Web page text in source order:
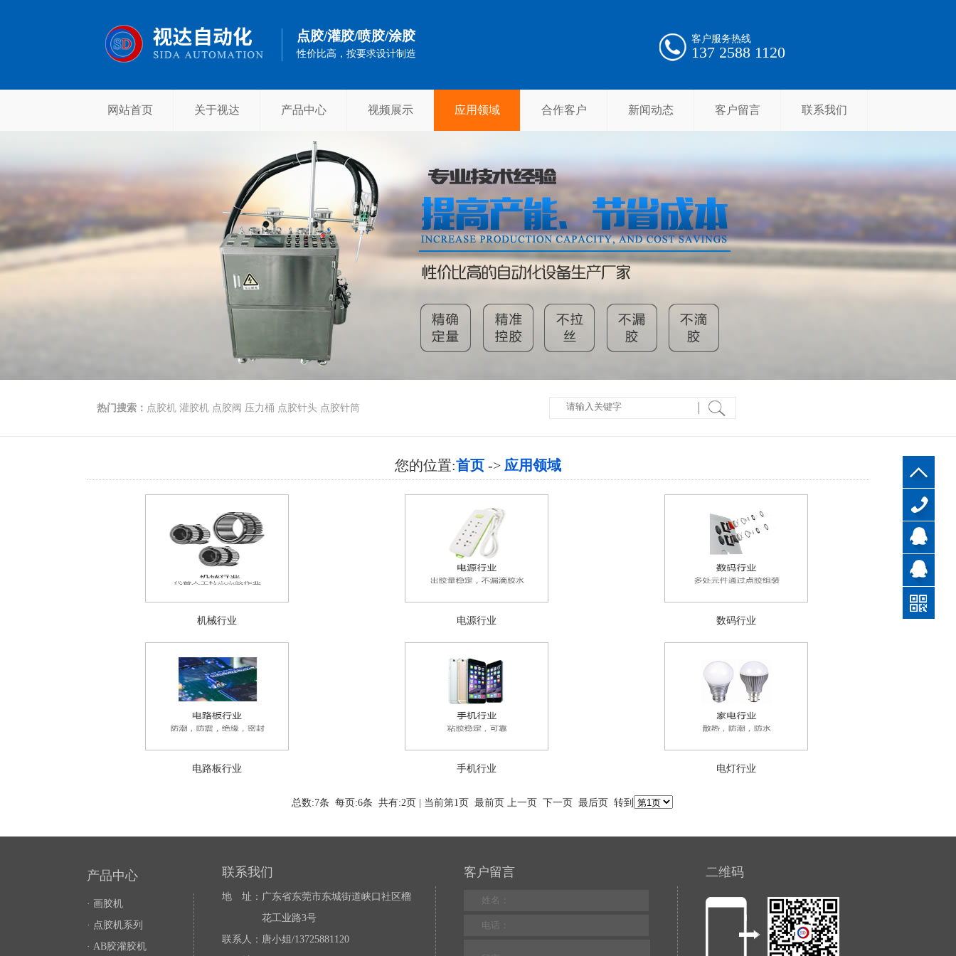
点胶/灌胶/喷胶/涂胶
性价比高，按要求设计制造
客户服务热线
137 2588 1120
网站首页 关于视达 产品中心 视频展示 应用领域 合作客户 新闻动态 客户留言 联系我们
热门搜索： 点胶机 灌胶机 点胶阀 压力桶 点胶针头 点胶针筒
您的位置:首页 -> 应用领域
机械行业 电源行业 数码行业
电路板行业 手机行业 电灯行业
总数:7条 每页:6条 共有:2页 | 当前第1页 最前页 上一页 下一页 最后页 转到
产品中心
· 画胶机
· 点胶机系列
· AB胶灌胶机
联系我们
地 址：广东省东莞市东城街道峡口社区榴
花工业路3号
联系人：唐小姐/13725881120
客户留言 二维码
137-
2588-
1120